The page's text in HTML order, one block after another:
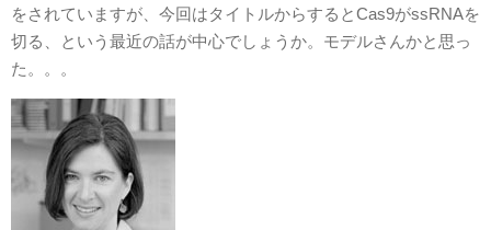
をされていますが、今回はタイトルからするとCas9がssRNAを
切る、という最近の話が中心でしょうか。モデルさんかと思っ
た。。。